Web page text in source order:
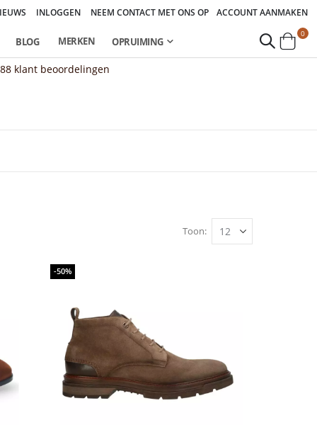
INLOGGEN NEEM CONTACT MET ONS OP ACCOUNT AANMAKEN
OPRUIMING
BLOG MERKEN Cart
0
klant beoordelingen
Toon
-50%